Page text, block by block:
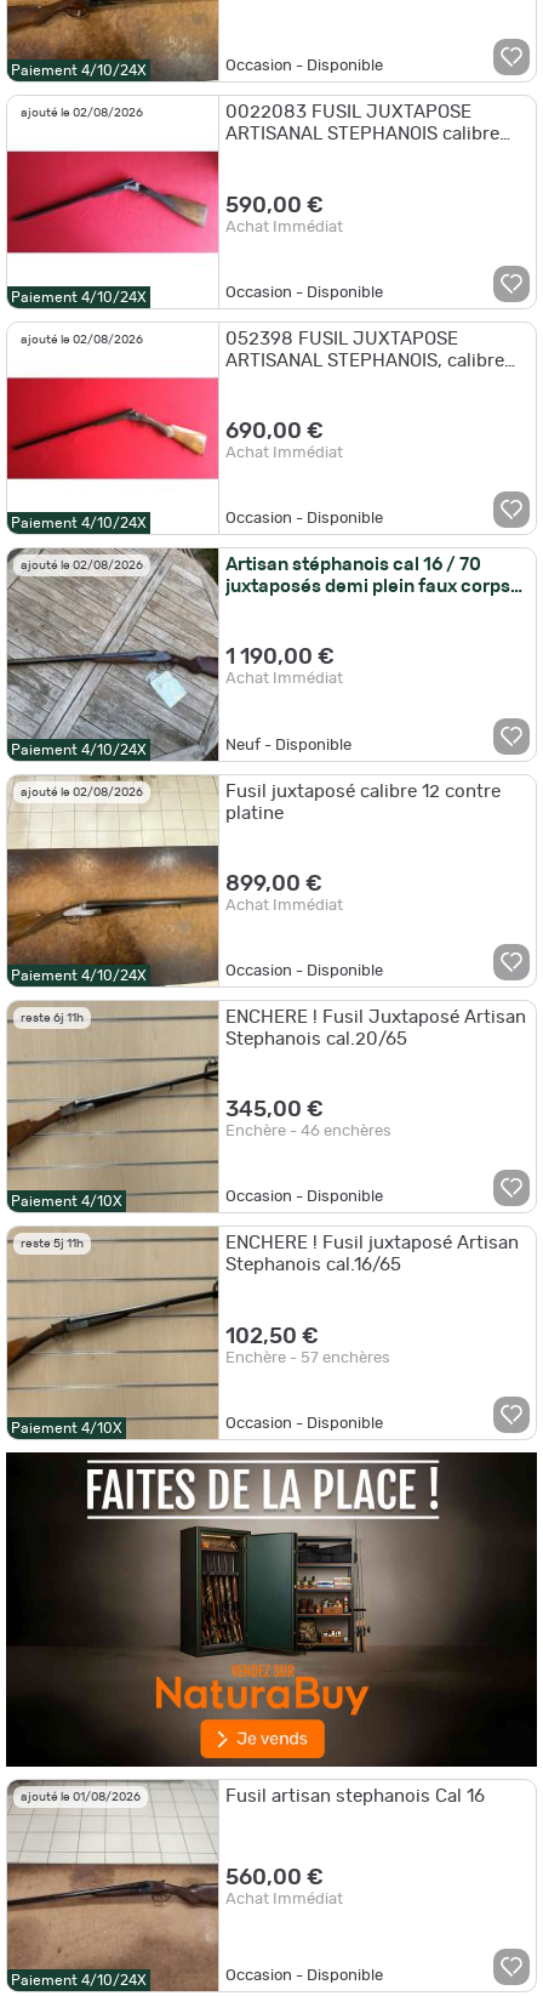
Paiement 4/10/24X Occasion - Disponible
ajouté le 02/08/2026
Paiement 4/10/24X
0022083 FUSIL JUXTAPOSE
ARTISANAL STEPHANOIS calibre
590,00 €
Achat Immédiat
Occasion - Disponible
ajouté le 02/08/2026
Paiement 4/10/24X
052398 FUSIL JUXTAPOSE
ARTISANAL STEPHANOIS, calibre
690,00 €
Achat Immédiat
Occasion - Disponible
ajouté le 02/08/2026
Paiement 4/10/24X
Artisan stéphanois cal 16 / 70
juxtaposés demi plein faux corps
1 190,00 €
Achat Immédiat
Neuf - Disponible
ajouté le 02/08/2026
Paiement 4/10/24X
Fusil juxtaposé calibre 12 contre
platine
899,00 €
Achat Immédiat
Occasion - Disponible
reste 6j 11h
Paiement 4/10X
ENCHERE ! Fusil Juxtaposé Artisan
Stephanois cal.20/65
345,00 €
Enchère - 46 enchères
Occasion - Disponible
reste 5j 11h
Paiement 4/10X
ENCHERE ! Fusil juxtaposé Artisan
Stephanois cal.16/65
102,50 €
Enchère - 57 enchères
Occasion - Disponible
ajouté le 01/08/2026
Paiement 4/10/24X
Fusil artisan stephanois Cal 16
560,00 €
Achat Immédiat
Occasion - Disponible